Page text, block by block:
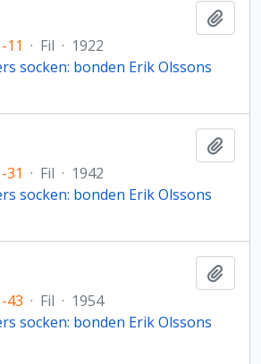
11 · Fil · 1922
socken: bonden Erik Olssons
31 · Fil · 1942
socken: bonden Erik Olssons
43 · Fil · 1954
socken: bonden Erik Olssons